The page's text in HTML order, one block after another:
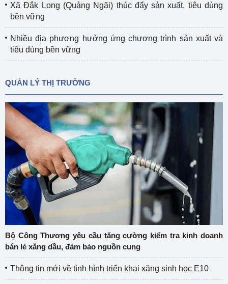
Xã Đắk Long (Quảng Ngãi) thúc đẩy sản xuất, tiêu dùng
bền vững
Nhiều địa phương hưởng ứng chương trình sản xuất và
tiêu dùng bền vững
QUẢN LÝ THỊ TRƯỜNG
Bộ Công Thương yêu cầu tăng cường kiểm tra kinh doanh
bán lẻ xăng dầu, đảm bảo nguồn cung
Thông tin mới về tình hình triển khai xăng sinh học E10